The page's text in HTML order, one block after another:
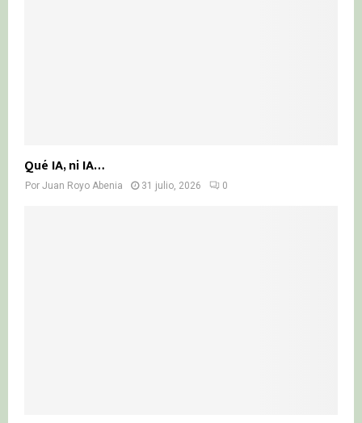
Qué IA, ni IA…
Por Juan Royo Abenia 31 julio, 2026 0